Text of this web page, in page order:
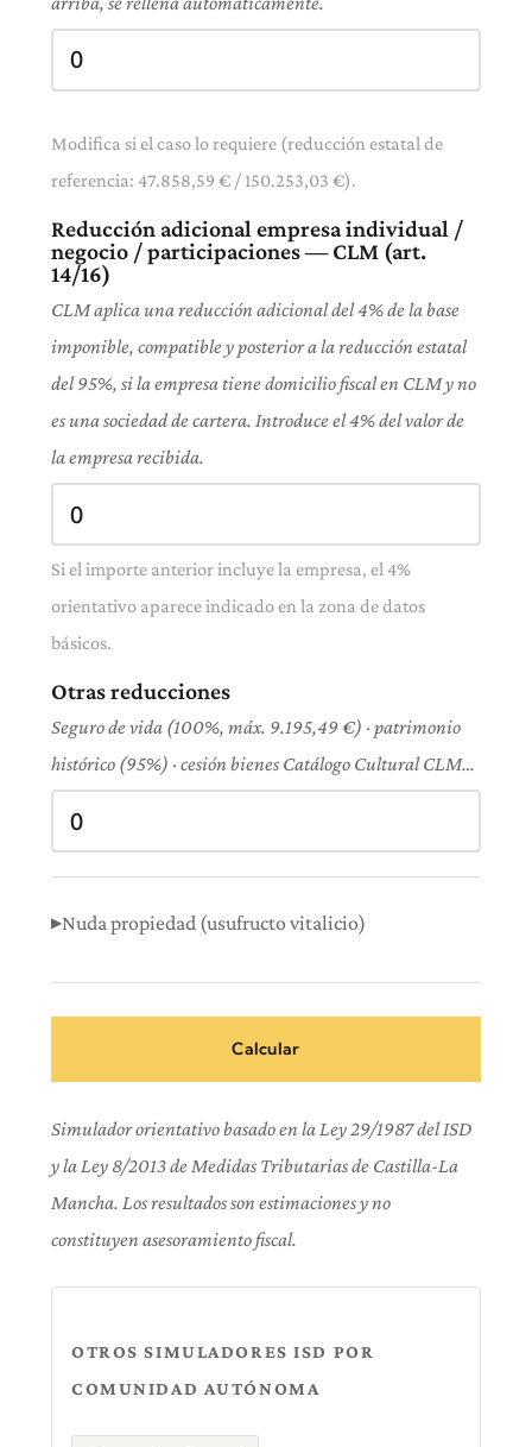
Modifica si el caso lo requiere (reducción estatal de
referencia: 47.858,59 € / 150.253,03 €).
Reducción adicional empresa individual /
negocio / participaciones — CLM (art.
14/16)
CLM aplica una reducción adicional del 4% de la base
imponible, compatible y posterior a la reducción estatal
del 95%, si la empresa tiene domicilio fiscal en CLM y no
es una sociedad de cartera. Introduce el 4% del valor de
la empresa recibida.
Si el importe anterior incluye la empresa, el 4%
orientativo aparece indicado en la zona de datos
básicos.
Otras reducciones
Seguro de vida (100%, máx. 9.195,49 €) · patrimonio
histórico (95%) · cesión bienes Catálogo Cultural CLM…
Nuda propiedad (usufructo vitalicio)
Calcular
Simulador orientativo basado en la Ley 29/1987 del ISD
y la Ley 8/2013 de Medidas Tributarias de Castilla-La
Mancha. Los resultados son estimaciones y no
constituyen asesoramiento fiscal.
OTROS SIMULADORES ISD POR
COMUNIDAD AUTÓNOMA